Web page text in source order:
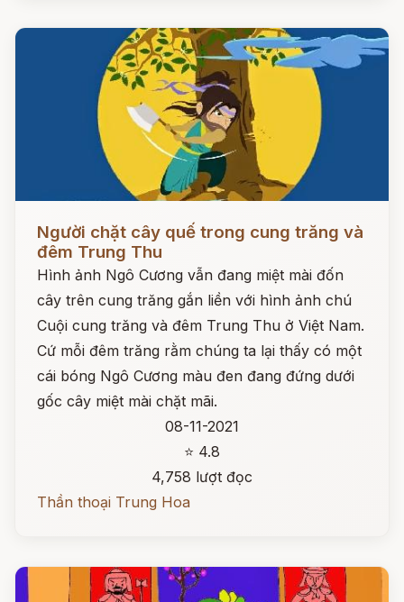
Người chặt cây quế trong cung trăng và
đêm Trung Thu
Hình ảnh Ngô Cương vẫn đang miệt mài đốn
cây trên cung trăng gắn liền với hình ảnh chú
Cuội cung trăng và đêm Trung Thu ở Việt Nam.
Cứ mỗi đêm trăng rằm chúng ta lại thấy có một
cái bóng Ngô Cương màu đen đang đứng dưới
gốc cây miệt mài chặt mãi.
08-11-2021
⭐ 4.8
4,758 lượt đọc
Thần thoại Trung Hoa